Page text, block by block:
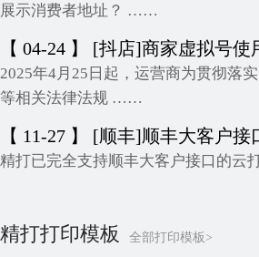
展示消费者地址？ ……
【 04-24 】 [抖店]商家虚拟号
2025年4月25日起，运营商为贯彻落
等相关法律法规 ……
【 11-27 】 [顺丰]顺丰大客户
精打已完全支持顺丰大客户接口的
精打打印模板 全部打印模板>